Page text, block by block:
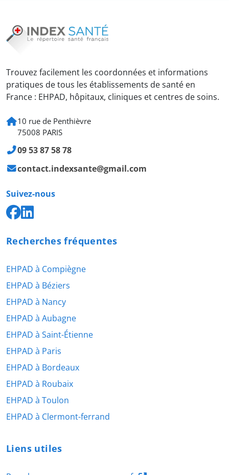
Trouvez facilement les coordonnées et informations
pratiques de tous les établissements de santé en
France : EHPAD, hôpitaux, cliniques et centres de soins.
10 rue de Penthièvre
75008 PARIS
09 53 87 58 78
contact.indexsante@gmail.com
Suivez-nous
Recherches fréquentes
EHPAD à Compiègne
EHPAD à Béziers
EHPAD à Nancy
EHPAD à Aubagne
EHPAD à Saint-Étienne
EHPAD à Paris
EHPAD à Bordeaux
EHPAD à Roubaix
EHPAD à Toulon
EHPAD à Clermont-ferrand
Liens utiles